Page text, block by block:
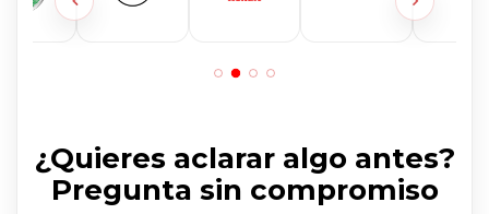
¿Quieres aclarar algo antes?
Pregunta sin compromiso